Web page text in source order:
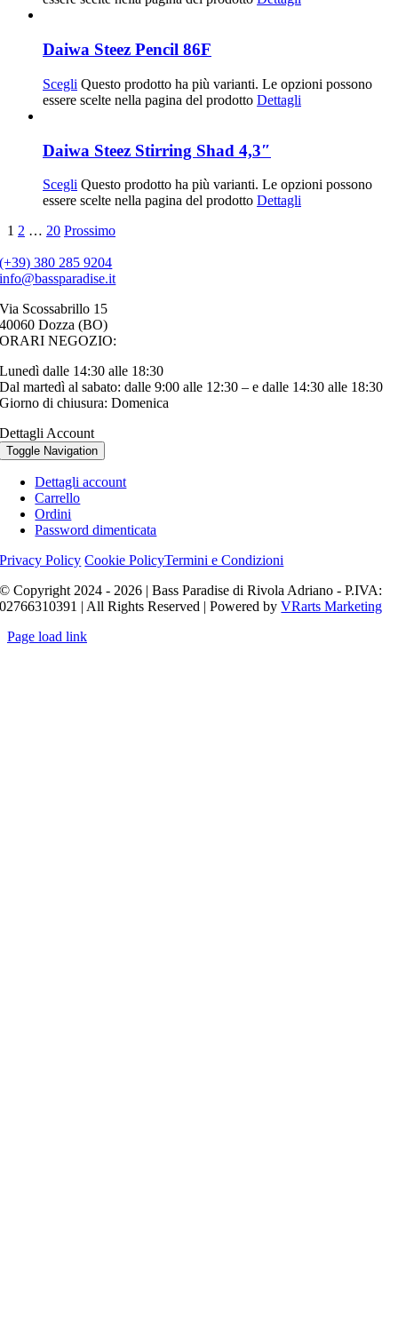
Daiwa Steez Pencil 86F
Scegli Questo prodotto ha più varianti. Le opzioni possono
essere scelte nella pagina del prodotto Dettagli
Daiwa Steez Stirring Shad 4,3″
Scegli Questo prodotto ha più varianti. Le opzioni possono
essere scelte nella pagina del prodotto Dettagli
1 2 … 20 Prossimo
(+39) 380 285 9204
info@bassparadise.it
Via Scossabrillo 15
40060 Dozza (BO)
ORARI NEGOZIO:
Lunedì dalle 14:30 alle 18:30
Dal martedì al sabato: dalle 9:00 alle 12:30 – e dalle 14:30 alle 18:30
Giorno di chiusura: Domenica
Dettagli Account
Toggle Navigation
Dettagli account
Carrello
Ordini
Password dimenticata
Privacy Policy Cookie PolicyTermini e Condizioni
© Copyright 2024 - 2026 | Bass Paradise di Rivola Adriano - P.IVA:
02766310391 | All Rights Reserved | Powered byVRarts Marketing
Page load link